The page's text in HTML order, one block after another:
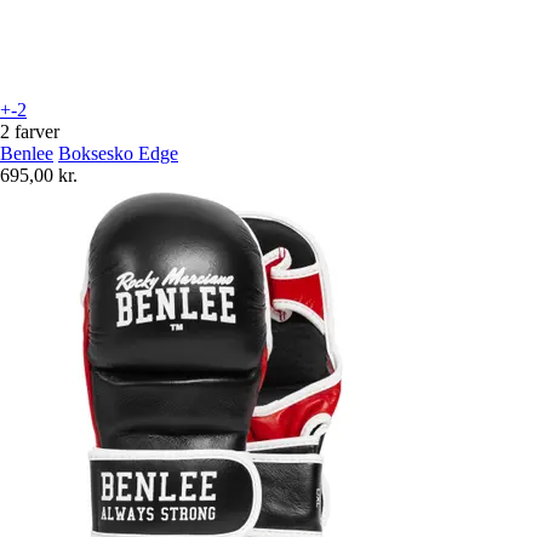
+-2
2 farver
Benlee Boksesko Edge
695,00 kr.